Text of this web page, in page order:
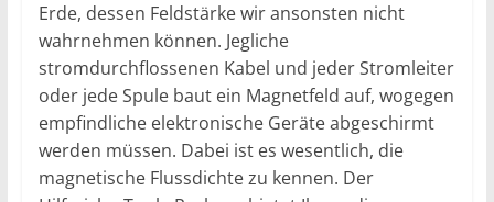
Erde, dessen Feldstärke wir ansonsten nicht
wahrnehmen können. Jegliche
stromdurchflossenen Kabel und jeder Stromleiter
oder jede Spule baut ein Magnetfeld auf, wogegen
empfindliche elektronische Geräte abgeschirmt
werden müssen. Dabei ist es wesentlich, die
magnetische Flussdichte zu kennen. Der